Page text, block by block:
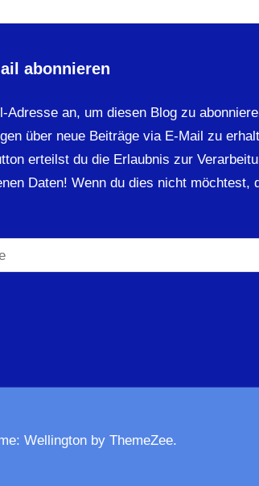
abonnieren
Adresse an, um diesen Blog zu
über neue Beiträge via E-Mail zu
erteilst du die Erlaubnis zur
Daten! Wenn du dies nicht möchtest,
Wellington by ThemeZee.